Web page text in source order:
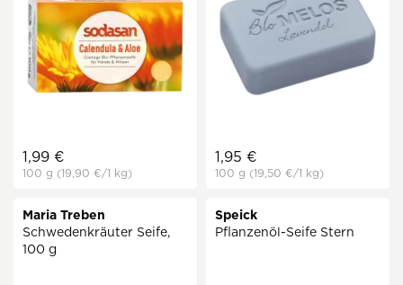
1,99 €
100 g (19,90 €/1 kg)
1,95 €
100 g (19,50 €/1 kg)
Maria Treben
Schwedenkräuter Seife,
100 g
Speick
Pflanzenöl-Seife Stern